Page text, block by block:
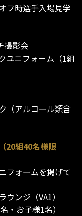
フ時選手入場見学
撮影会
ユニフォーム（1組
（アルコール類含
20組40名様限
フォームを掲げて
ンジ（VA1）
・お子様1名）